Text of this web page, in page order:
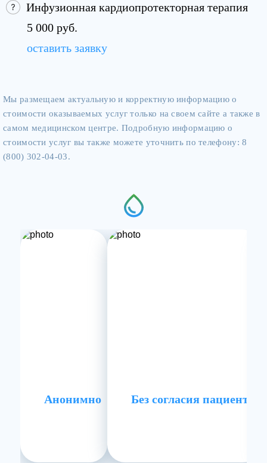
Инфузионная кардиопротекторная терапия
5 000 руб.
оставить заявку
Мы размещаем актуальную и корректную информацию о
стоимости оказываемых услуг только на своем сайте а также в
самом медицинском центре. Подробную информацию о
стоимости услуг вы также можете уточнить по телефону: 8
(800) 302-04-03.
Анонимно Без согласия пациента